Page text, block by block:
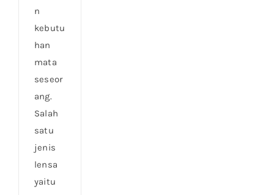
n
kebutu
han
mata
seseor
ang.
Salah
satu
jenis
lensa
yaitu